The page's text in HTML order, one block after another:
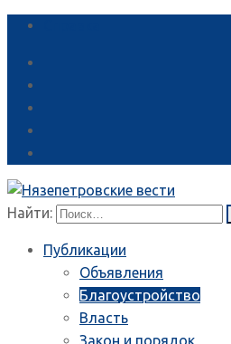
Найти:
Публикации
Объявления
Благоустройство
Власть
Закон и порядок